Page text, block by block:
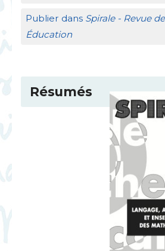
Publier dans Spirale - Revue
Éducation
Résumés